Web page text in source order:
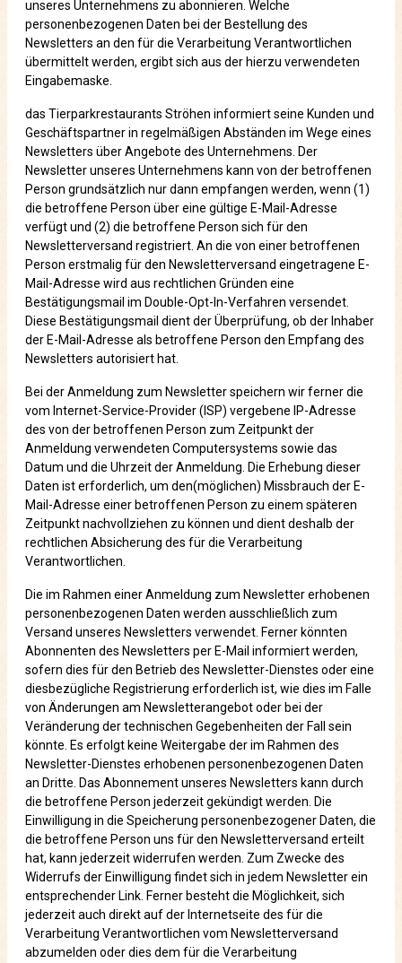
unseres Unternehmens zu abonnieren. Welche
personenbezogenen Daten bei der Bestellung des
Newsletters an den für die Verarbeitung Verantwortlichen
übermittelt werden, ergibt sich aus der hierzu verwendeten
Eingabemaske.
das Tierparkrestaurants Ströhen informiert seine Kunden und
Geschäftspartner in regelmäßigen Abständen im Wege eines
Newsletters über Angebote des Unternehmens. Der
Newsletter unseres Unternehmens kann von der betroffenen
Person grundsätzlich nur dann empfangen werden, wenn (1)
die betroffene Person über eine gültige E-Mail-Adresse
verfügt und (2) die betroffene Person sich für den
Newsletterversand registriert. An die von einer betroffenen
Person erstmalig für den Newsletterversand eingetragene E-
Mail-Adresse wird aus rechtlichen Gründen eine
Bestätigungsmail im Double-Opt-In-Verfahren versendet.
Diese Bestätigungsmail dient der Überprüfung, ob der Inhaber
der E-Mail-Adresse als betroffene Person den Empfang des
Newsletters autorisiert hat.
Bei der Anmeldung zum Newsletter speichern wir ferner die
vom Internet-Service-Provider (ISP) vergebene IP-Adresse
des von der betroffenen Person zum Zeitpunkt der
Anmeldung verwendeten Computersystems sowie das
Datum und die Uhrzeit der Anmeldung. Die Erhebung dieser
Daten ist erforderlich, um den(möglichen) Missbrauch der E-
Mail-Adresse einer betroffenen Person zu einem späteren
Zeitpunkt nachvollziehen zu können und dient deshalb der
rechtlichen Absicherung des für die Verarbeitung
Verantwortlichen.
Die im Rahmen einer Anmeldung zum Newsletter erhobenen
personenbezogenen Daten werden ausschließlich zum
Versand unseres Newsletters verwendet. Ferner könnten
Abonnenten des Newsletters per E-Mail informiert werden,
sofern dies für den Betrieb des Newsletter-Dienstes oder eine
diesbezügliche Registrierung erforderlich ist, wie dies im Falle
von Änderungen am Newsletterangebot oder bei der
Veränderung der technischen Gegebenheiten der Fall sein
könnte. Es erfolgt keine Weitergabe der im Rahmen des
Newsletter-Dienstes erhobenen personenbezogenen Daten
an Dritte. Das Abonnement unseres Newsletters kann durch
die betroffene Person jederzeit gekündigt werden. Die
Einwilligung in die Speicherung personenbezogener Daten, die
die betroffene Person uns für den Newsletterversand erteilt
hat, kann jederzeit widerrufen werden. Zum Zwecke des
Widerrufs der Einwilligung findet sich in jedem Newsletter ein
entsprechender Link. Ferner besteht die Möglichkeit, sich
jederzeit auch direkt auf der Internetseite des für die
Verarbeitung Verantwortlichen vom Newsletterversand
abzumelden oder dies dem für die Verarbeitung